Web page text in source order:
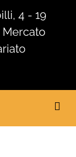
4 - 19
Mercato